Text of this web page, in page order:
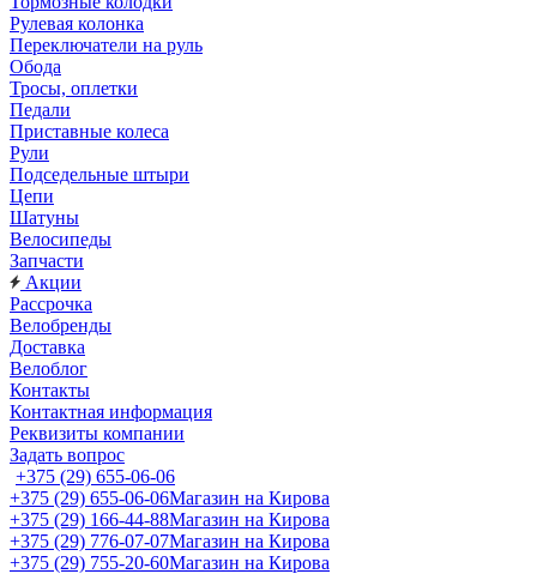
Рулевая колонка
Переключатели на руль
Обода
Тросы, оплетки
Педали
Приставные колеса
Рули
Подседельные штыри
Цепи
Шатуны
Велосипеды
Запчасти
Акции
Рассрочка
Велобренды
Доставка
Велоблог
Контакты
Контактная информация
Реквизиты компании
Задать вопрос
+375 (29) 655-06-06
+375 (29) 655-06-06Магазин на Кирова
+375 (29) 166-44-88Магазин на Кирова
+375 (29) 776-07-07Магазин на Кирова
+375 (29) 755-20-60Магазин на Кирова